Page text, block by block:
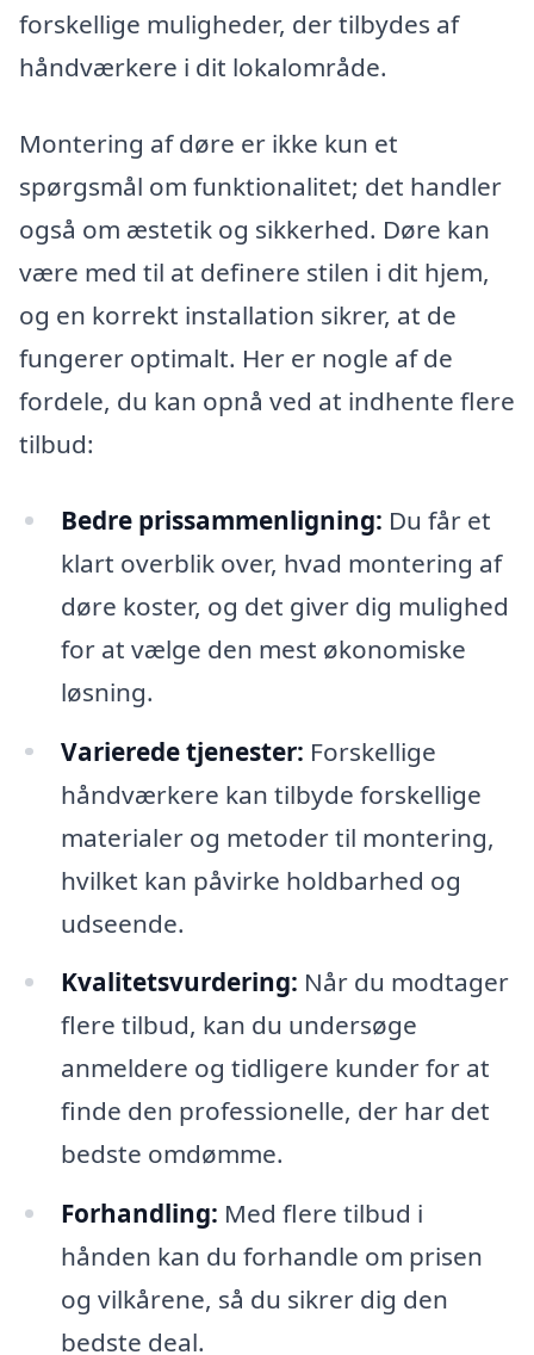
forskellige muligheder, der tilbydes af
håndværkere i dit lokalområde.
Montering af døre er ikke kun et
spørgsmål om funktionalitet; det handler
også om æstetik og sikkerhed. Døre kan
være med til at definere stilen i dit hjem,
og en korrekt installation sikrer, at de
fungerer optimalt. Her er nogle af de
fordele, du kan opnå ved at indhente flere
tilbud:
Bedre prissammenligning: Du får et
klart overblik over, hvad montering af
døre koster, og det giver dig mulighed
for at vælge den mest økonomiske
løsning.
Varierede tjenester: Forskellige
håndværkere kan tilbyde forskellige
materialer og metoder til montering,
hvilket kan påvirke holdbarhed og
udseende.
Kvalitetsvurdering: Når du modtager
flere tilbud, kan du undersøge
anmeldere og tidligere kunder for at
finde den professionelle, der har det
bedste omdømme.
Forhandling: Med flere tilbud i
hånden kan du forhandle om prisen
og vilkårene, så du sikrer dig den
bedste deal.